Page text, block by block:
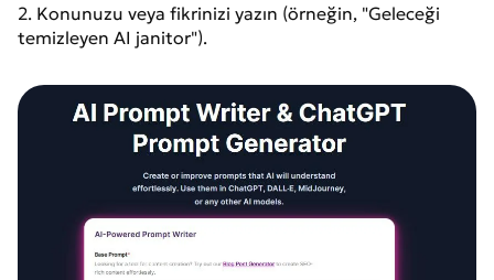
2. Konunuzu veya fikrinizi yazın (örneğin, "Geleceği
temizleyen AI janitor").